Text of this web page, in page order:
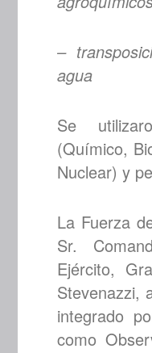
–
agua
Se
(Químico,
Nuclear) y
La Fuerza
Sr.
Ejército,
Stevenazzi,
integrado
como